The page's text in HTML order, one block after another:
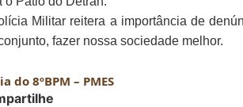
Militar reitera a importância de
fazer nossa sociedade melhor.
do 8ºBPM – PMES